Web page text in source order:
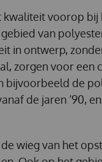
kwaliteit voorop
van
in ontwerp,
zorgen voor een
bijvoorbeeld de
de jaren ‘90,
wieg van het